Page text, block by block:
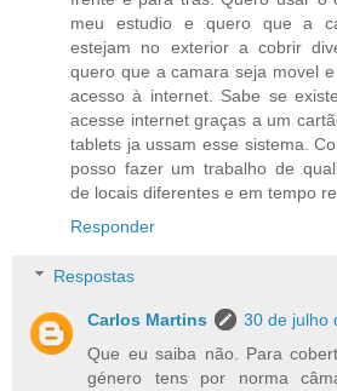
meu estudio e quero que a
estejam no exterior a cobrir
quero que a camara seja movel
acesso à internet. Sabe se
acesse internet graças a um
tablets ja ussam esse sistema.
posso fazer um trabalho de
de locais diferentes e em tempo
Responder
Respostas
Carlos Martins
30 de julho
Que eu saiba não. Para
género tens por norma